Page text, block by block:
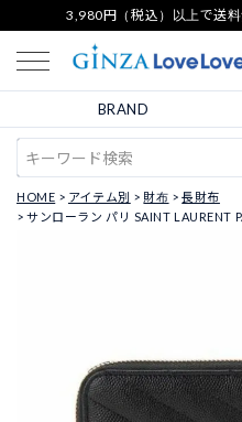
3,980円（税込）以上で送
BRAND
HOME アイテム別 財布
長財布
サンローラン パリ SAINT LAURENT